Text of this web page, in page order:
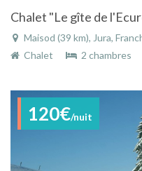
Maisod (39 km), Jura, Franche-
Chalet
2 chambres
120€/nuit